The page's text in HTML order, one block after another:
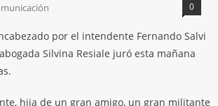
0
por el intendente Fernando Salvi
Silvina Resiale juró esta mañana
hija de un gran amigo, un gran militante